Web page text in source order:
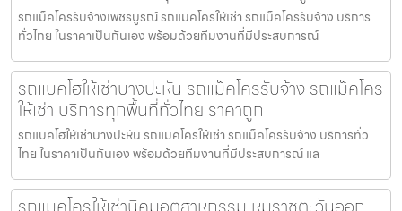
รถแม็คโครรับจ้างเพชรบูรณ์ รถแมคโครให้เช่า รถแม็คโครรับจ้าง บริการ
ทั่วไทย ในราคาเป็นกันเอง พร้อมด้วยทีมงานที่มีประสบการณ์
รถแบคโฮให้เช่าบางปะหัน รถแม็คโครรับจ้าง รถแม็คโคร
ให้เช่า บริการทุกพื้นที่ทั่วไทย ราคาถูก
รถแบคโฮให้เช่าบางปะหัน รถแมคโครให้เช่า รถแม็คโครรับจ้าง บริการทั่ว
ไทย ในราคาเป็นกันเอง พร้อมด้วยทีมงานที่มีประสบการณ์ แล